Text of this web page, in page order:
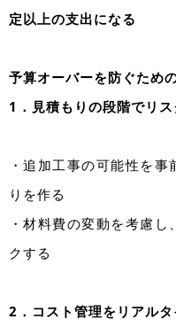
定以上の支出になる
予算オーバーを防ぐため
1．見積もりの段階でリ
・追加工事の可能性を
りを作る
・材料費の変動を考慮
クする
2．コスト管理をリアルタ